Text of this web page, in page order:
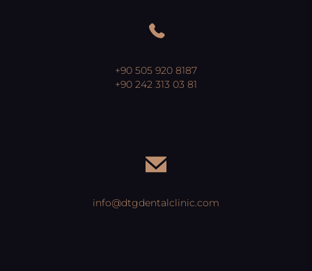
+90 505 920 8187
+90 242 313 03 81
info@dtgdentalclinic.com